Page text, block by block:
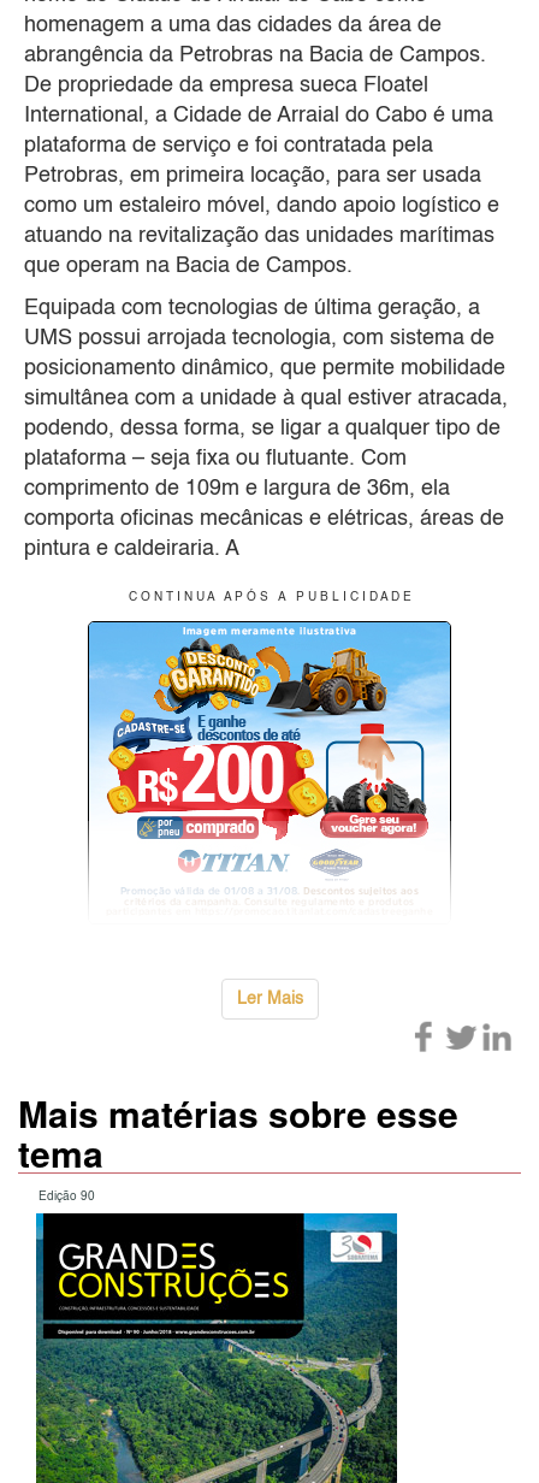
homenagem a uma das cidades da área de
abrangência da Petrobras na Bacia de Campos.
De propriedade da empresa sueca Floatel
International, a Cidade de Arraial do Cabo é uma
plataforma de serviço e foi contratada pela
Petrobras, em primeira locação, para ser usada
como um estaleiro móvel, dando apoio logístico e
atuando na revitalização das unidades marítimas
que operam na Bacia de Campos.
Equipada com tecnologias de última geração, a
UMS possui arrojada tecnologia, com sistema de
posicionamento dinâmico, que permite mobilidade
simultânea com a unidade à qual estiver atracada,
podendo, dessa forma, se ligar a qualquer tipo de
plataforma – seja fixa ou flutuante. Com
comprimento de 109m e largura de 36m, ela
comporta oficinas mecânicas e elétricas, áreas de
pintura e caldeiraria. A
C O N T I N U A A P Ó S A P U B L I C I D A D E
Ler Mais
Mais matérias sobre esse
tema
Edição 90